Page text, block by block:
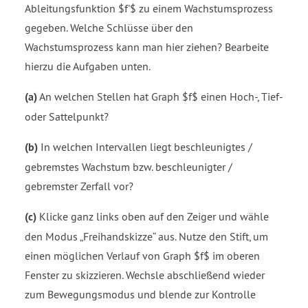
Ableitungsfunktion $f'$ zu einem Wachstumsprozess
gegeben. Welche Schlüsse über den
Wachstumsprozess kann man hier ziehen? Bearbeite
hierzu die Aufgaben unten.
(a)An welchen Stellen hat Graph $f$ einen Hoch-, Tief-
oder Sattelpunkt?
(b) In welchen Intervallen liegt beschleunigtes /
gebremstes Wachstum bzw. beschleunigter /
gebremster Zerfall vor?
(c) Klicke ganz links oben auf den Zeiger und wähle
den Modus „Freihandskizze“ aus. Nutze den Stift, um
einen möglichen Verlauf von Graph $f$ im oberen
Fenster zu skizzieren. Wechsle abschließend wieder
zum Bewegungsmodus und blende zur Kontrolle